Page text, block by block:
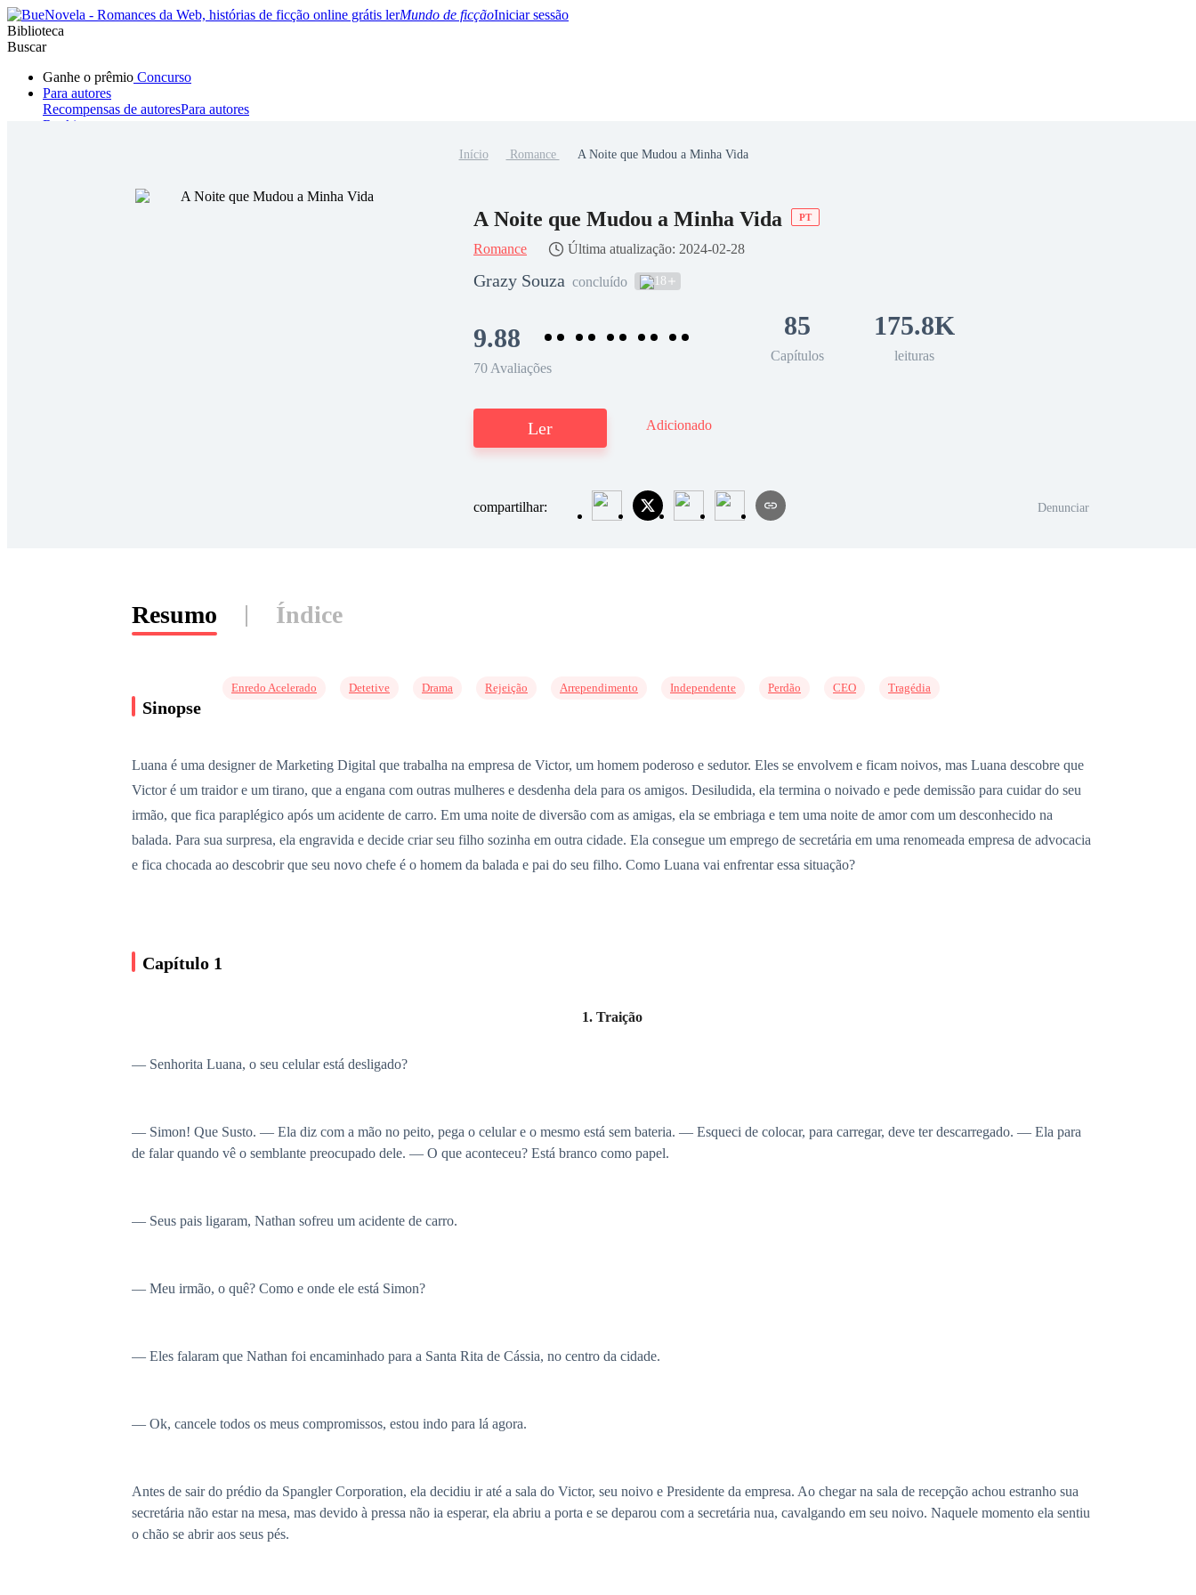
Mundo de ficçãoIniciar sessão
Biblioteca
Buscar
Ganhe o prêmio Concurso
Para autores
Recompensas de autoresPara autores
Ranking
Hombre lobo Mafia Sistema FantasíaUrbano
Início Romance A Noite que Mudou a Minha Vida
A Noite que Mudou a Minha Vida PT
Romance Última atualização: 2024-02-28
Grazy Souza concluído 18
9.88
70 Avaliações
85
Capítulos
175.8K
leituras
Ler Adicionado
compartilhar: Denunciar
Resumo Índice
Sinopse
Enredo Acelerado Detetive Drama Rejeição Arrependimento Independente Perdão CEO Tragédia
Luana é uma designer de Marketing Digital que trabalha na empresa de Victor, um homem poderoso e sedutor. Eles se envolvem e ficam noivos, mas Luana descobre que
Victor é um traidor e um tirano, que a engana com outras mulheres e desdenha dela para os amigos. Desiludida, ela termina o noivado e pede demissão para cuidar do seu
irmão, que fica paraplégico após um acidente de carro. Em uma noite de diversão com as amigas, ela se embriaga e tem uma noite de amor com um desconhecido na
balada. Para sua surpresa, ela engravida e decide criar seu filho sozinha em outra cidade. Ela consegue um emprego de secretária em uma renomeada empresa de advocacia
e fica chocada ao descobrir que seu novo chefe é o homem da balada e pai do seu filho. Como Luana vai enfrentar essa situação?
Capítulo 1
1. Traição
— Senhorita Luana, o seu celular está desligado?
— Simon! Que Susto. — Ela diz com a mão no peito, pega o celular e o mesmo está sem bateria. — Esqueci de colocar, para carregar, deve ter descarregado. — Ela para
de falar quando vê o semblante preocupado dele. — O que aconteceu? Está branco como papel.
— Seus pais ligaram, Nathan sofreu um acidente de carro.
— Meu irmão, o quê? Como e onde ele está Simon?
— Eles falaram que Nathan foi encaminhado para a Santa Rita de Cássia, no centro da cidade.
— Ok, cancele todos os meus compromissos, estou indo para lá agora.
Antes de sair do prédio da Spangler Corporation, ela decidiu ir até a sala do Victor, seu noivo e Presidente da empresa. Ao chegar na sala de recepção achou estranho sua
secretária não estar na mesa, mas devido à pressa não ia esperar, ela abriu a porta e se deparou com a secretária nua, cavalgando em seu noivo. Naquele momento ela sentiu
o chão se abrir aos seus pés.